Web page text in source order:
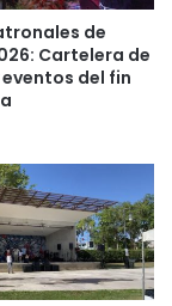
la
para
de
Cartelera de
del fin